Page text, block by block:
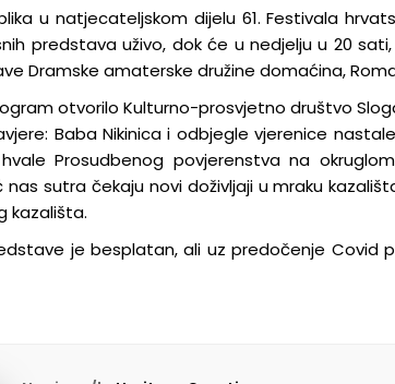
u natjecateljskom dijelu 61. Festivala
predstava uživo, dok će u nedjelju u 20
Dramske amaterske družine domaćina,
otvorilo Kulturno-prosvjetno društvo
Baba Nikinica i odbjegle vjerenice
Prosudbenog povjerenstva na
nas sutra čekaju novi doživljaji u mraku
kazališta.
je besplatan, ali uz predočenje Covid